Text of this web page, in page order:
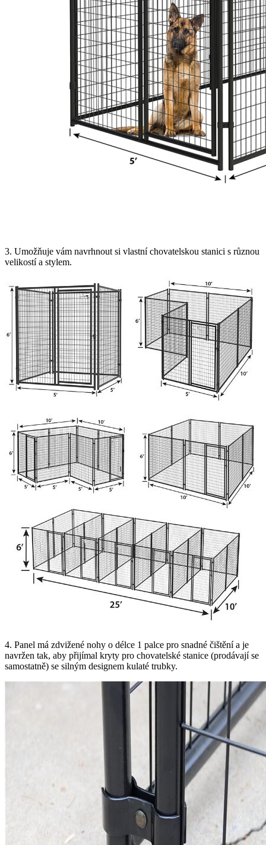
3. Umožňuje vám navrhnout si vlastní chovatelskou stanici s různou
velikostí a stylem.
4. Panel má zdvižené nohy o délce 1 palce pro snadné čištění a je
navržen tak, aby přijímal kryty pro chovatelské stanice (prodávají se
samostatně) se silným designem kulaté trubky.